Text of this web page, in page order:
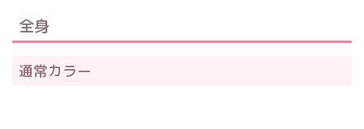
全身
通常カラー